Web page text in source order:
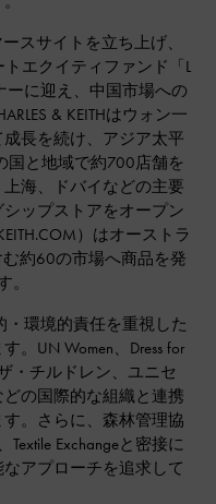
スサイトを立ち上げ、
エクイティファンド「L
ーに迎え、中国市場への
& KEITHはウォン一
長を続け、アジア太平
国と地域で約700店舗を
海、ドバイなどの主要
ップストアをオープン
）はオーストラ
約60の市場へ商品を発
。
・環境的責任を重視した
。UN Women、Dress for
・チルドレン、ユニセ
どの国際的な組織と連携
。さらに、森林管理協
Textile Exchangeと密接に
アプローチを追求して